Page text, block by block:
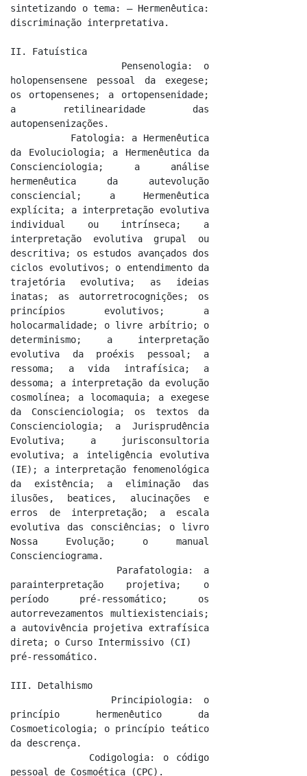
sintetizando o tema: – Hermenêutica:
discriminação interpretativa.
II. Fatuística
holopensensene pessoal da exegese;
os ortopensenes; a ortopensenidade;
a retilinearidade das
autopensenizações.
da Evoluciologia; a Hermenêutica da
Conscienciologia; a análise
hermenêutica da autevolução
consciencial; a Hermenêutica
explícita; a interpretação evolutiva
individual ou intrínseca; a
interpretação evolutiva grupal ou
descritiva; os estudos avançados dos
ciclos evolutivos; o entendimento da
trajetória evolutiva; as ideias
inatas; as autorretrocognições; os
princípios evolutivos; a
holocarmalidade; o livre arbítrio; o
determinismo; a interpretação
evolutiva da proéxis pessoal; a
ressoma; a vida intrafísica; a
dessoma; a interpretação da evolução
cosmolínea; a locomaquia; a exegese
da Conscienciologia; os textos da
Conscienciologia; a Jurisprudência
Evolutiva; a jurisconsultoria
evolutiva; a inteligência evolutiva
(IE); a interpretação fenomenológica
da existência; a eliminação das
ilusões, beatices, alucinações e
erros de interpretação; a escala
evolutiva das consciências; o livro
Nossa Evolução; o manual
Conscienciograma.
parainterpretação projetiva; o
período pré-ressomático; os
autorrevezamentos multiexistenciais;
a autovivência projetiva extrafísica
direta; o Curso Intermissivo (CI)
pré-ressomático.
III. Detalhismo
princípio hermenêutico da
Cosmoeticologia; o princípio teático
da descrença.
pessoal de Cosmoética (CPC).